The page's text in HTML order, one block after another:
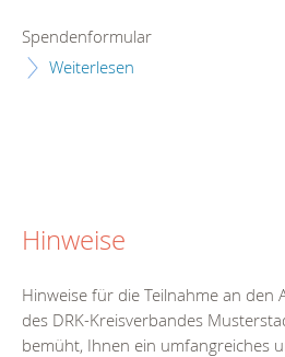
Spendenformular
Weiterlesen
Hinweise
Hinweise für die Teilnahme an den
des DRK-Kreisverbandes
bemüht, Ihnen ein umfangreiches